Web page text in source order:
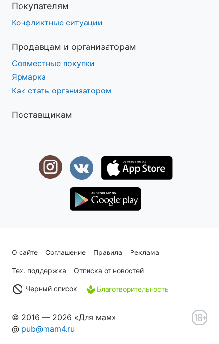
Покупателям
Конфликтные ситуации
Продавцам и организаторам
Совместные покупки
Ярмарка
Как стать организатором
Поставщикам
О сайте Соглашение Правила Реклама
Тех. поддержка Отписка от новостей
Черный список Благотворительность
© 2016 — 2026 «Для мам»
@ pub@mam4.ru